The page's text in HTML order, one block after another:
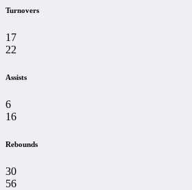
Turnovers
17
22
Assists
6
16
Rebounds
30
56